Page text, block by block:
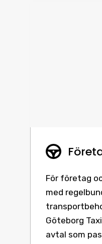
För företag
med
Göteborg
avtal som